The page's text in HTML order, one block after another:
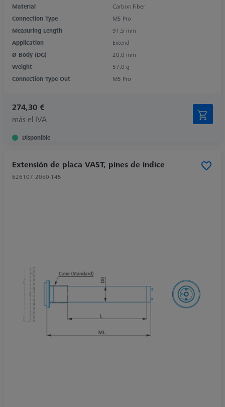
Material
Carbon Fiber
Connection Type
M5 Pro
Measuring Length
91,5 mm
Application
Extend
Ø Body (DG)
20,0 mm
Weight
57,0 g
Connection Type Out
M5 Pro
274,30 €
más el IVA
Disponible
Extensión de placa VAST, pines de índice
626107-2050-145